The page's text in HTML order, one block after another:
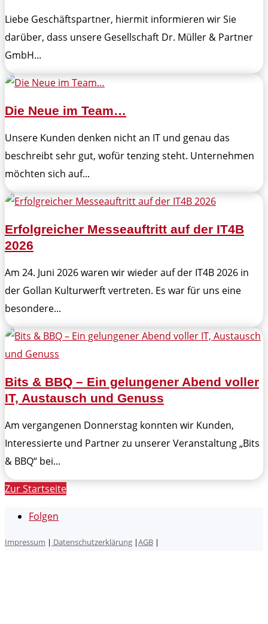
Liebe Geschäftspartner, hiermit informieren wir Sie
darüber, dass unsere Gesellschaft Dr. Müller & Partner
GmbH...
Die Neue im Team…
Unsere Kunden denken nicht an IT und genau das
beschreibt sehr gut, wofür tenzing steht. Unternehmen
möchten sich auf...
Erfolgreicher Messeauftritt auf der IT4B
2026
Am 24. Juni 2026 waren wir wieder auf der IT4B 2026 in
der Gollan Kulturwerft vertreten. Es war für uns eine
besondere...
Bits & BBQ – Ein gelungener Abend voller
IT, Austausch und Genuss
Am vergangenen Donnerstag konnten wir Kunden,
Interessierte und Partner zu unserer Veranstaltung „Bits
& BBQ“ bei...
Zur Startseite
Folgen
Impressum | Datenschutzerklärung |AGB |